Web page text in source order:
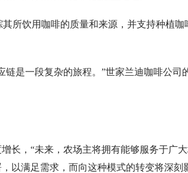
所饮用咖啡的质量和来源，并支持种植咖
是一段复杂的旅程。”世家兰迪咖啡公司
长，“未来，农场主将拥有能够服务于广
以满足需求，而向这种模式的转变将深刻